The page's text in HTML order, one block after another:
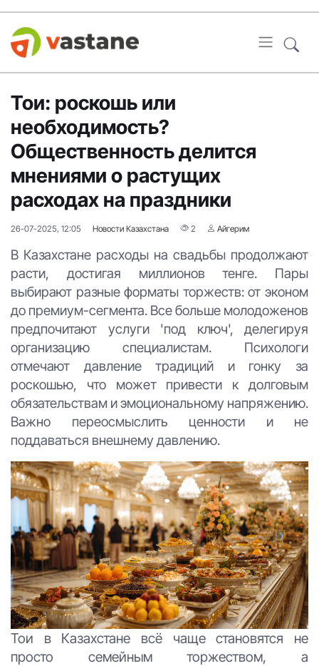
Тои: роскошь или
необходимость?
Общественность делится
мнениями о растущих
расходах на праздники
26-07-2025, 12:05 Новости Казахстана 2 Айгерим
В Казахстане расходы на свадьбы продолжают
расти, достигая миллионов тенге. Пары
выбирают разные форматы торжеств: от эконом
до премиум-сегмента. Все больше молодоженов
предпочитают услуги 'под ключ', делегируя
организацию специалистам. Психологи
отмечают давление традиций и гонку за
роскошью, что может привести к долговым
обязательствам и эмоциональному напряжению.
Важно переосмыслить ценности и не
поддаваться внешнему давлению.
Тои в Казахстане всё чаще становятся не
просто семейным торжеством, а